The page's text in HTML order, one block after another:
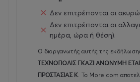
Δεν επιτρέπονται οι
Δεν επιτρέπονται οι
ημέρα, ώρα ή θέση).
Ο διοργανωτής αυτής της εκδήλωσης
ΤΕΧΝΟΠΟΛΙΣ ΓΚΑΖΙ ΑΝΩΝΥΜΗ
ΠΡΟΣΤΑΣΙΑΣ Κ. Το More.com